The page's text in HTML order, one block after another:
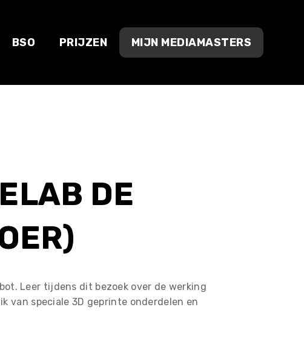
BSO PRIJZEN MIJN MEDIAMASTERS
DE
Leer tijdens dit bezoek over de werking
van speciale 3D geprinte onderdelen en